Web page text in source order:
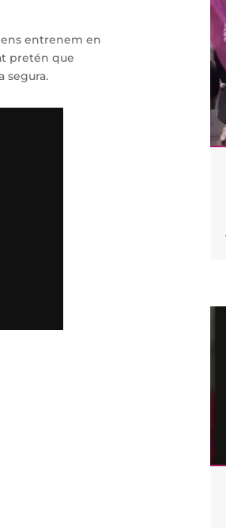
entrenem en
pretén que
segura.